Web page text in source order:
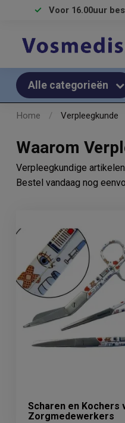
Voor 16.00uur
Alle categorieën
Home / Verpleegkunde
Waarom
Verpleegkundige
Bestel vandaag nog
Scharen en Kochers
Zorgmedewerkers